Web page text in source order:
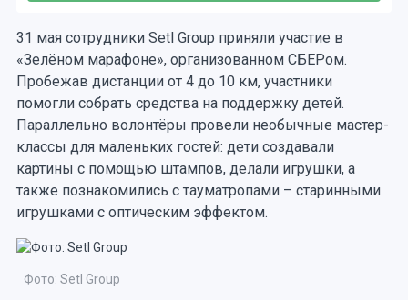
31 мая сотрудники Setl Group приняли участие в
«Зелёном марафоне», организованном СБЕРом.
Пробежав дистанции от 4 до 10 км, участники
помогли собрать средства на поддержку детей.
Параллельно волонтёры провели необычные мастер-
классы для маленьких гостей: дети создавали
картины с помощью штампов, делали игрушки, а
также познакомились с тауматропами – старинными
игрушками с оптическим эффектом.
Фото: Setl Group